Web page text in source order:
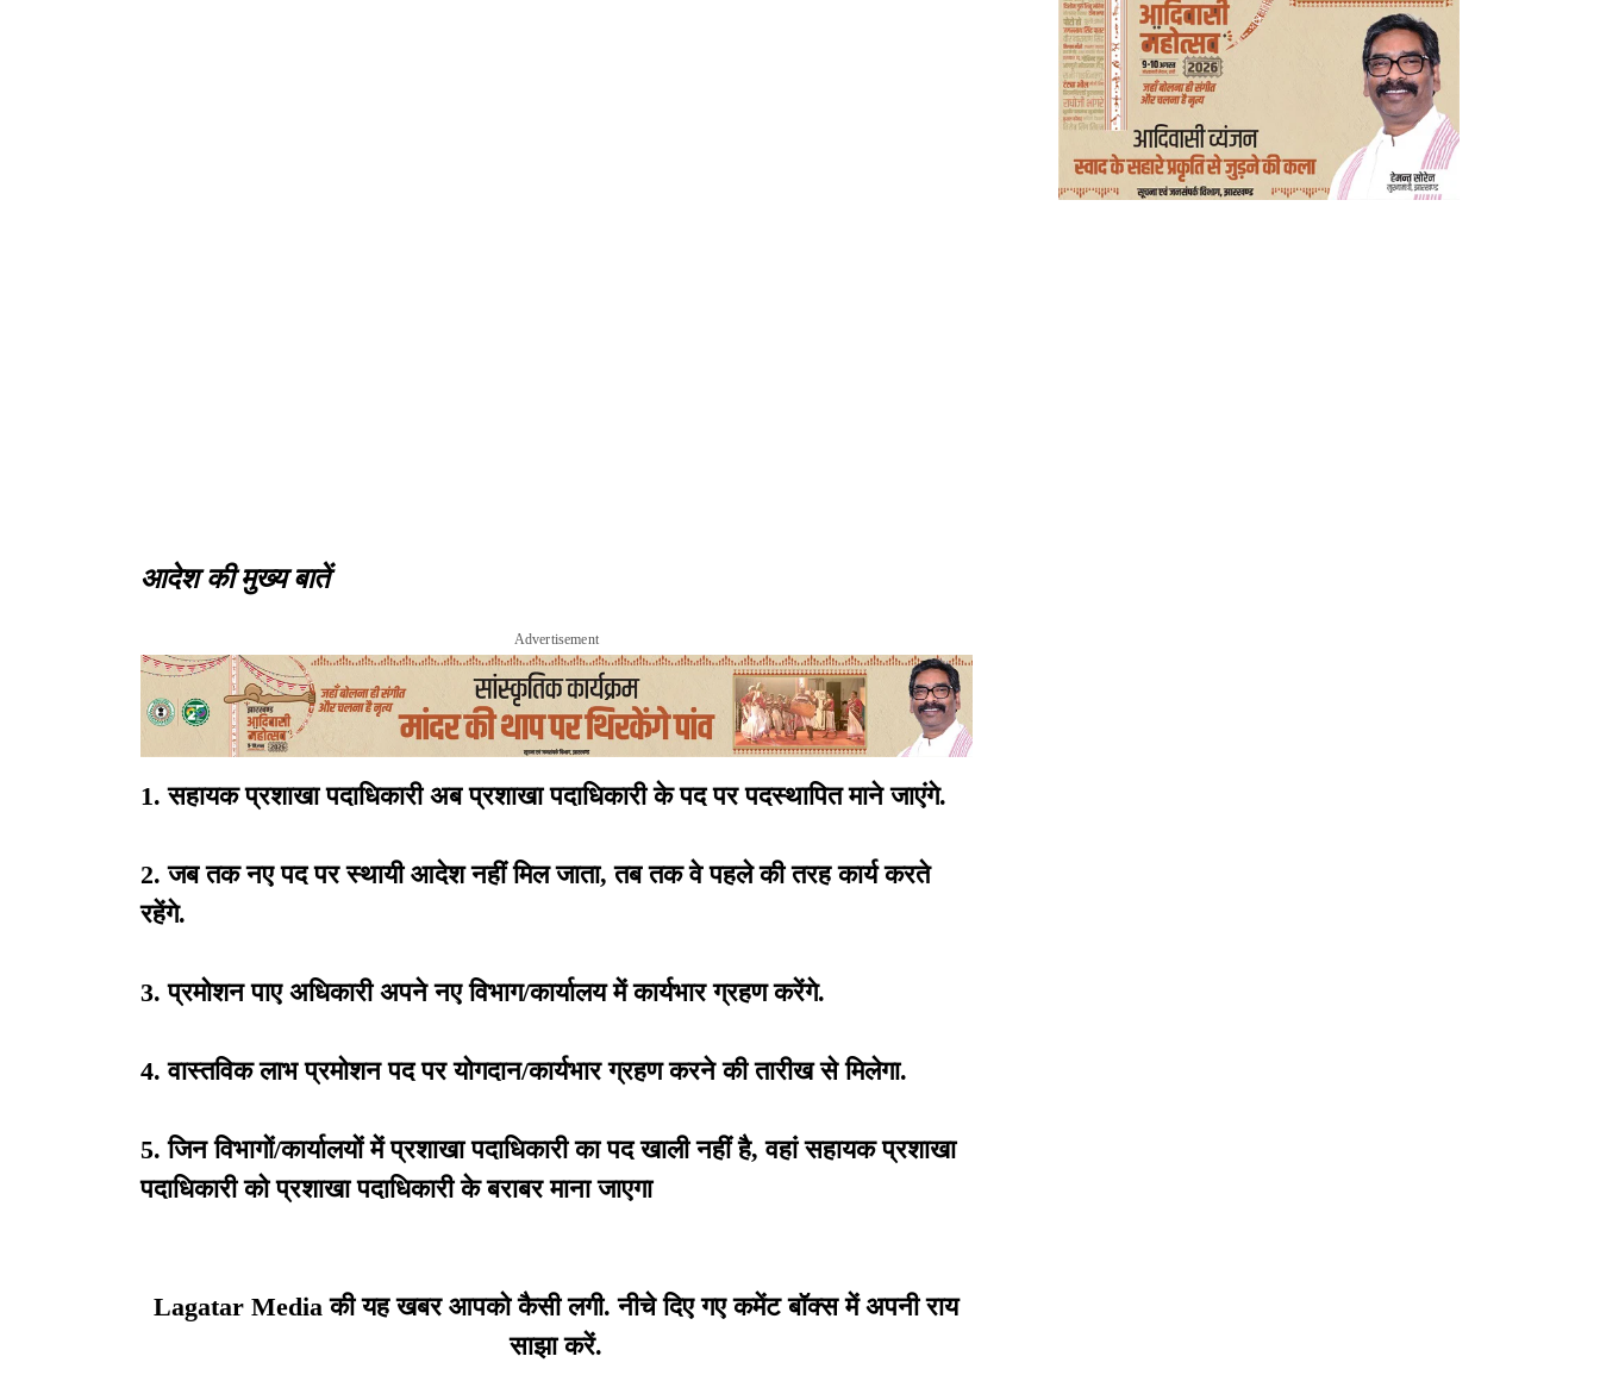
आदेश की मुख्य बातें
Advertisement
1. सहायक प्रशाखा पदाधिकारी अब प्रशाखा पदाधिकारी के पद पर पदस्थापित माने जाएंगे.
2. जब तक नए पद पर स्थायी आदेश नहीं मिल जाता, तब तक वे पहले की तरह कार्य करते
रहेंगे.
3. प्रमोशन पाए अधिकारी अपने नए विभाग/कार्यालय में कार्यभार ग्रहण करेंगे.
4. वास्तविक लाभ प्रमोशन पद पर योगदान/कार्यभार ग्रहण करने की तारीख से मिलेगा.
5. जिन विभागों/कार्यालयों में प्रशाखा पदाधिकारी का पद खाली नहीं है, वहां सहायक प्रशाखा
पदाधिकारी को प्रशाखा पदाधिकारी के बराबर माना जाएगा
Lagatar Media की यह खबर आपको कैसी लगी. नीचे दिए गए कमेंट बॉक्स में अपनी राय
साझा करें.